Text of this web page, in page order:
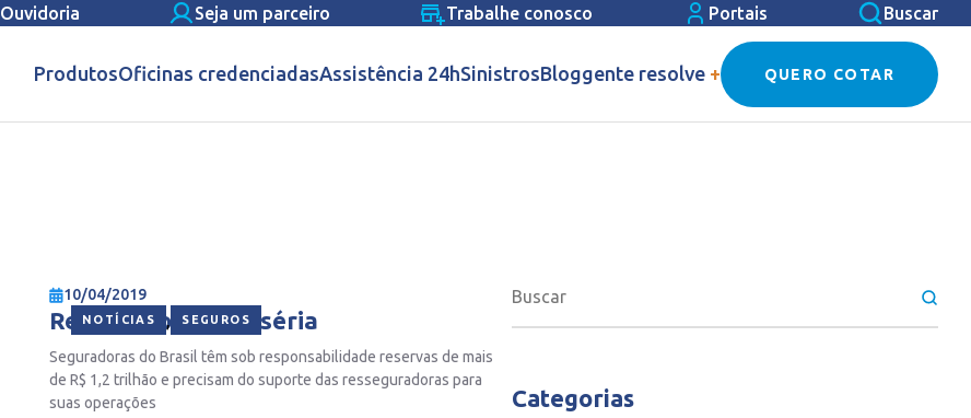
Ouvidoria Seja um parceiro Trabalhe conosco Portais Buscar
ProdutosOficinas credenciadasAssistência 24hSinistrosBloggente resolve + QUERO COTAR
NOTÍCIAS , SEGUROS
10/04/2019
Resseguro é coisa séria
Seguradoras do Brasil têm sob responsabilidade reservas de mais
de R$ 1,2 trilhão e precisam do suporte das resseguradoras para
suas operações
Categorias